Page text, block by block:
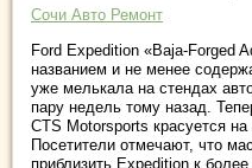
Сочи Авто Ремонт
Ford Expedition «Baja-Forged
названием и не менее
уже мелькала на стендах
пару недель тому назад.
CTS Motorsports красуется
Посетители отмечают, что
приблизить Expedition к